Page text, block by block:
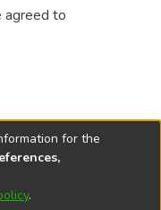
agreed to
2026
for the
.